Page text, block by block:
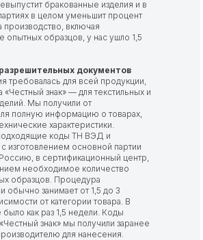
бракованные изделия и в
в целом уменьшит процент
производство, включая
опытных образцов, у нас ушло 1,5
документов
требовалась для всей продукции,
«Честный знак» — для текстильных и
Мы получили от
полную информацию о товарах,
характеристики.
коды ТН ВЭД и
изготовлением основной партии
в сертификационный центр,
необходимое количество
образцов. Процедура
обычно занимает от 1,5 до 3
от категории товара. В
как раз 1,5 недели. Коды
знак» мы получили заранее
для нанесения.